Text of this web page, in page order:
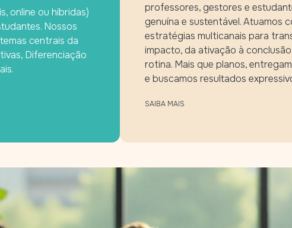
online ou híbridas)
Nossos
centrais da
Diferenciação
professores, gestores e
genuína e sustentável. Atuamos
estratégias multicanais para
impacto, da ativação à
rotina. Mais que planos,
e buscamos resultados
SAIBA MAIS